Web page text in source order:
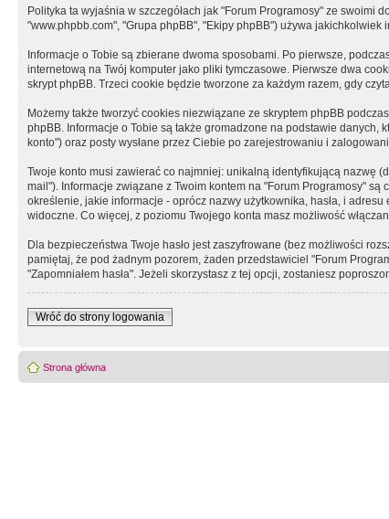
Polityka ta wyjaśnia w szczegółach jak "Forum Programosy" ze swoimi
"www.phpbb.com", "Grupa phpBB", "Ekipy phpBB") używa
Informacje o Tobie są zbierane dwoma sposobami. Po pierwsze,
internetową na Twój komputer jako pliki tymczasowe. Pierwsze dwa
skrypt phpBB. Trzeci cookie będzie tworzone za każdym razem, gdy
Możemy także tworzyć cookies niezwiązane ze skryptem phpBB
phpBB. Informacje o Tobie są także gromadzone na podstawie danych,
konto") oraz posty wysłane przez Ciebie po zarejestrowaniu i
Twoje konto musi zawierać co najmniej: unikalną identyfikującą nazwę
mail"). Informacje związane z Twoim kontem na "Forum Programosy"
określenie, jakie informacje - oprócz nazwy użytkownika, hasła, i
widoczne. Co więcej, z poziomu Twojego konta masz możliwość
Dla bezpieczeństwa Twoje hasło jest zaszyfrowane (bez możliwości
pamiętaj, że pod żadnym pozorem, żaden przedstawiciel "Forum
"Zapomniałem hasła". Jeżeli skorzystasz z tej opcji, zostaniesz
Wróć do strony logowania
Strona główna